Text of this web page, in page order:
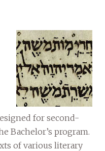
for second-
Bachelor’s program.
of various literary